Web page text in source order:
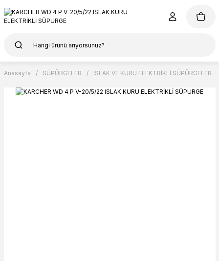
Anasayfa SÜPÜRGELER ISLAK VE KURU ELEKTRİKLİ SÜPÜRGELER